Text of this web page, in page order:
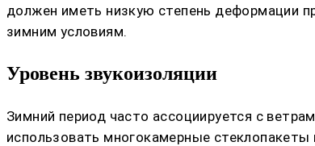
должен иметь низкую степень деформации
зимним условиям.
Уровень звукоизоляции
Зимний период часто ассоциируется с
использовать многокамерные